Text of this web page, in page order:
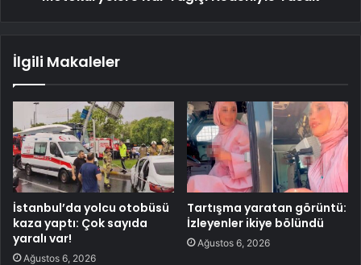
İlgili Makaleler
İstanbul’da yolcu otobüsü
kaza yaptı: Çok sayıda
yaralı var!
Ağustos 6, 2026
Tartışma yaratan görüntü:
İzleyenler ikiye bölündü
Ağustos 6, 2026